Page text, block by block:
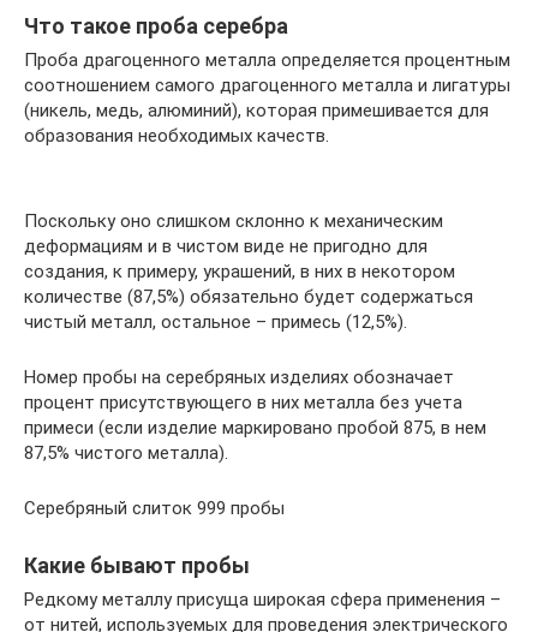
Что такое проба серебра
Проба драгоценного металла определяется процентным
соотношением самого драгоценного металла и лигатуры
(никель, медь, алюминий), которая примешивается для
образования необходимых качеств.
Поскольку оно слишком склонно к механическим
деформациям и в чистом виде не пригодно для
создания, к примеру, украшений, в них в некотором
количестве (87,5%) обязательно будет содержаться
чистый металл, остальное – примесь (12,5%).
Номер пробы на серебряных изделиях обозначает
процент присутствующего в них металла без учета
примеси (если изделие маркировано пробой 875, в нем
87,5% чистого металла).
Серебряный слиток 999 пробы
Какие бывают пробы
Редкому металлу присуща широкая сфера применения –
от нитей, используемых для проведения электрического